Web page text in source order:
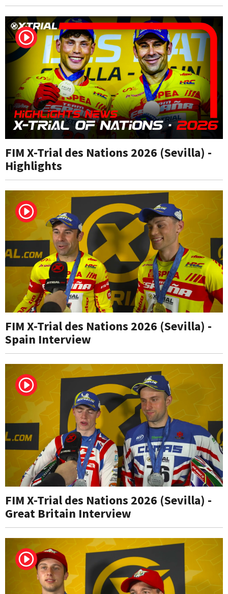
FIM X-Trial des Nations 2026 (Sevilla) -
Highlights
FIM X-Trial des Nations 2026 (Sevilla) -
Spain Interview
FIM X-Trial des Nations 2026 (Sevilla) -
Great Britain Interview